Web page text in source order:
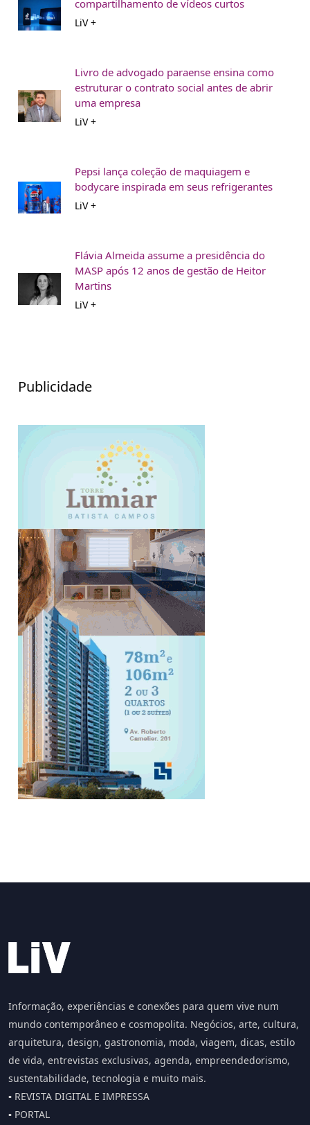
compartilhamento de vídeos curtos
LiV +
Livro de advogado paraense ensina como
estruturar o contrato social antes de abrir
uma empresa
LiV +
Pepsi lança coleção de maquiagem e
bodycare inspirada em seus refrigerantes
LiV +
Flávia Almeida assume a presidência do
MASP após 12 anos de gestão de Heitor
Martins
LiV +
Publicidade
Informação, experiências e conexões para quem vive num
mundo contemporâneo e cosmopolita. Negócios, arte, cultura,
arquitetura, design, gastronomia, moda, viagem, dicas, estilo
de vida, entrevistas exclusivas, agenda, empreendedorismo,
sustentabilidade, tecnologia e muito mais.
▪️ REVISTA DIGITAL E IMPRESSA
▪️ PORTAL